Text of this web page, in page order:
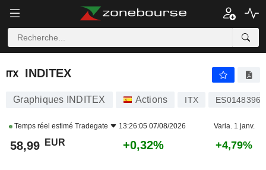
INDITEX
INDITEX
Graphiques INDITEX Actions ITX
Temps réel estimé Tradegate 13:26:05 07/08/2026 Varia. 1 janv.
58,99 EUR +0,32% +4,79%